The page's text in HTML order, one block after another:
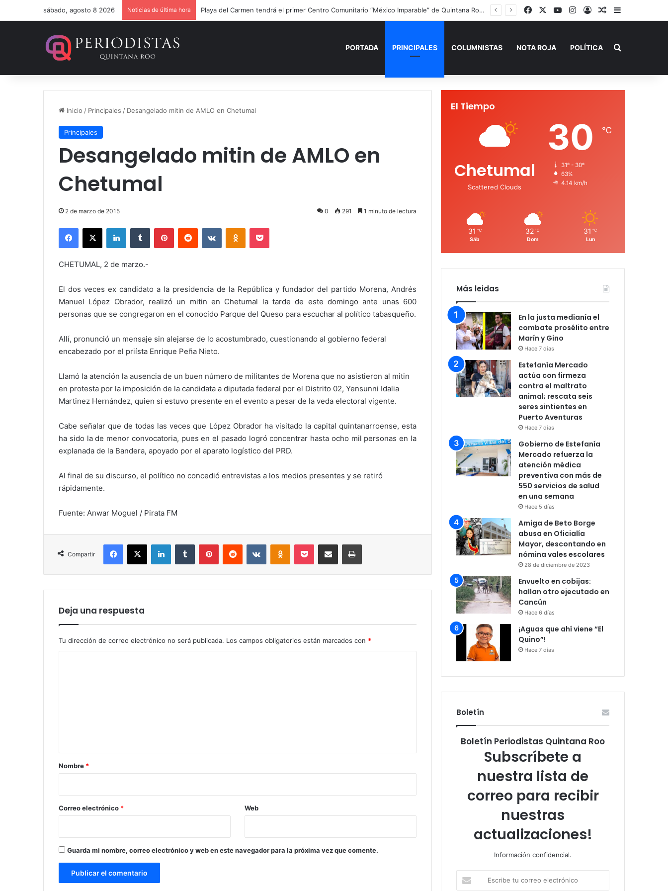
sábado, agosto 8 2026 Noticias de última hora Playa del Carmen tendrá el primer Centro Comunitario “México Imparable” de Quintana Roo: Mara Lezama FacebookYouTubeInstagram
AccesoPublicación al
Barra lateral
PORTADA PRINCIPALES COLUMNISTAS NOTA ROJA POLÍTICA Buscar por
Inicio / Principales / Desangelado mitin de AMLO en Chetumal
Principales
Desangelado mitin de AMLO en
Chetumal
2 de marzo de 2015 0 291 1 minuto de lectura
Facebook
X LinkedInTumblr PinterestReddit VKontakteOdnoklassniki
Pocket
CHETUMAL, 2 de marzo.-
El dos veces ex candidato a la presidencia de la República y fundador del partido Morena, Andrés
Manuel López Obrador, realizó un mitin en Chetumal la tarde de este domingo ante unas 600
personas que se congregaron en el conocido Parque del Queso para escuchar al político tabasqueño.
Allí, pronunció un mensaje sin alejarse de lo acostumbrado, cuestionando al gobierno federal
encabezado por el priísta Enrique Peña Nieto.
Llamó la atención la ausencia de un buen número de militantes de Morena que no asistieron al mitin
en protesta por la imposición de la candidata a diputada federal por el Distrito 02, Yensunni Idalia
Martinez Hernández, quien sí estuvo presente en el evento a pesar de la veda electoral vigente.
Cabe señalar que de todas las veces que López Obrador ha visitado la capital quintanarroense, esta
ha sido la de menor convocatoria, pues en el pasado logró concentrar hasta ocho mil personas en la
explanada de la Bandera, apoyado por el aparato logístico del PRD.
Al final de su discurso, el político no concedió entrevistas a los medios presentes y se retiró
rápidamente.
Fuente: Anwar Moguel / Pirata FM
Compartir
Facebook
X LinkedInTumblr PinterestReddit VKontakteOdnoklassniki
Pocket Compartir por correo electrónicoImprimir
Deja una respuesta
Tu dirección de correo electrónico no será publicada. Los campos obligatorios están marcados con *
r
*
Nombre *
Correo electrónico * Web
Guarda mi nombre, correo electrónico y web en este navegador para la próxima vez que comente.
El Tiempo
Chetumal
Scattered Clouds
30 ℃
31º - 30º
63%
4.14 km/h
31 ℃
Sáb
32 ℃
Dom
31 ℃
Lun
Más leidas
En la justa medianía el
combate prosélito entre
Marín y Gino
Hace 7 días
Estefanía Mercado
actúa con firmeza
contra el maltrato
animal; rescata seis
seres sintientes en
Puerto Aventuras
Hace 7 días
Gobierno de Estefanía
Mercado refuerza la
atención médica
preventiva con más de
550 servicios de salud
en una semana
Hace 5 días
Amiga de Beto Borge
abusa en Oficialía
Mayor, descontando en
nómina vales escolares
28 de diciembre de 2023
Envuelto en cobijas:
hallan otro ejecutado en
Cancún
Hace 6 días
¡Aguas que ahí viene “El
Quino”!
Hace 7 días
Boletín
Boletín Periodistas Quintana Roo
Subscríbete a
nuestra lista de
correo para recibir
nuestras
actualizaciones!
Información confidencial.
tu